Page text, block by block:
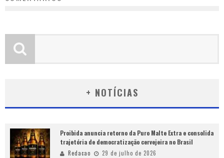
+ NOTÍCIAS
Proibida anuncia retorno da Puro Malte Extra e consolida
trajetória de democratização cervejeira no Brasil
Redacao 29 de julho de 2026